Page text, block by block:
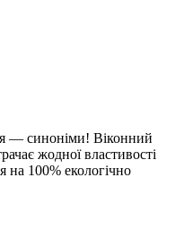
— синоніми! Віконний
жодної властивості
на 100% екологічно